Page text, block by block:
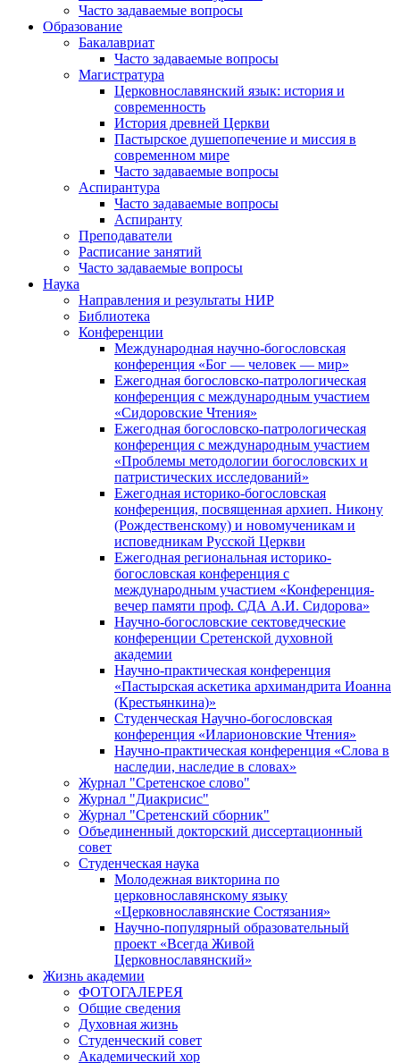
Часто задаваемые вопросы
Образование
Бакалавриат
Часто задаваемые вопросы
Магистратура
Церковнославянский язык: история и
современность
История древней Церкви
Пастырское душепопечение и миссия в
современном мире
Часто задаваемые вопросы
Аспирантура
Часто задаваемые вопросы
Аспиранту
Преподаватели
Расписание занятий
Часто задаваемые вопросы
Наука
Направления и результаты НИР
Библиотека
Конференции
Международная научно-богословская
конференция «Бог — человек — мир»
Ежегодная богословско-патрологическая
конференция с международным участием
«Сидоровские Чтения»
Ежегодная богословско-патрологическая
конференция с международным участием
«Проблемы методологии богословских и
патристических исследований»
Ежегодная историко-богословская
конференция, посвященная архиеп. Никону
(Рождественскому) и новомученикам и
исповедникам Русской Церкви
Ежегодная региональная историко-
богословская конференция с
международным участием «Конференция-
вечер памяти проф. СДА А.И. Сидорова»
Научно-богословские сектоведческие
конференции Сретенской духовной
академии
Научно-практическая конференция
«Пастырская аскетика архимандрита Иоанна
(Крестьянкина)»
Студенческая Научно-богословская
конференция «Иларионовские Чтения»
Научно-практическая конференция «Cлова в
наследии, наследие в словах»
Журнал "Сретенское слово"
Журнал "Диакрисис"
Журнал "Сретенский сборник"
Объединенный докторский диссертационный
совет
Студенческая наука
Молодежная викторина по
церковнославянскому языку
«Церковнославянские Состязания»
Научно-популярный образовательный
проект «Всегда Живой
Церковнославянский»
Жизнь академии
ФОТОГАЛЕРЕЯ
Общие сведения
Духовная жизнь
Студенческий совет
Академический хор